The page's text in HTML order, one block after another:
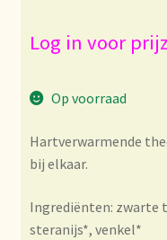
Certificats biologiques
Commande et délai de
Log in voor
Op voorraad
Hartverwarmende
bij elkaar.
Ingrediënten: zwarte
steranijs*, venkel*